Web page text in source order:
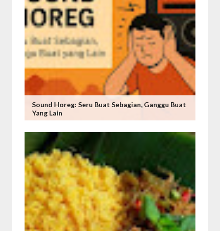
Sound Horeg: Seru Buat Sebagian, Ganggu Buat
Yang Lain